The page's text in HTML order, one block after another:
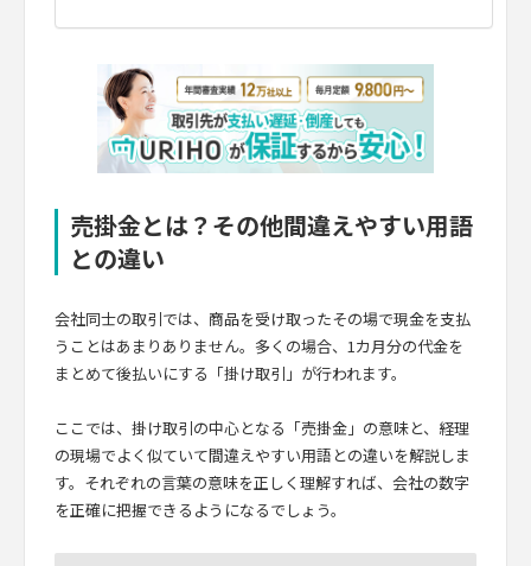
売掛金とは？その他間違えやすい用語
との違い
会社同士の取引では、商品を受け取ったその場で現金を支払
うことはあまりありません。多くの場合、1カ月分の代金を
まとめて後払いにする「掛け取引」が行われます。
ここでは、掛け取引の中心となる「売掛金」の意味と、経理
の現場でよく似ていて間違えやすい用語との違いを解説しま
す。それぞれの言葉の意味を正しく理解すれば、会社の数字
を正確に把握できるようになるでしょう。